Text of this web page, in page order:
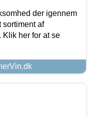
der igennem
sortiment af
Klik her for at se